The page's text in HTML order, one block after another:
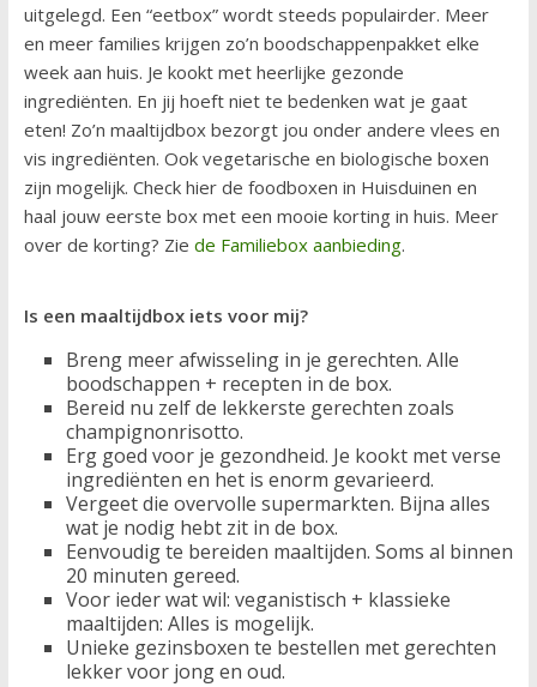
uitgelegd. Een “eetbox” wordt steeds populairder. Meer
en meer families krijgen zo’n boodschappenpakket elke
week aan huis. Je kookt met heerlijke gezonde
ingrediënten. En jij hoeft niet te bedenken wat je gaat
eten! Zo’n maaltijdbox bezorgt jou onder andere vlees en
vis ingrediënten. Ook vegetarische en biologische boxen
zijn mogelijk. Check hier de foodboxen in Huisduinen en
haal jouw eerste box met een mooie korting in huis. Meer
over de korting? Zie de Familiebox aanbieding.
Is een maaltijdbox iets voor mij?
Breng meer afwisseling in je gerechten. Alle
boodschappen + recepten in de box.
Bereid nu zelf de lekkerste gerechten zoals
champignonrisotto.
Erg goed voor je gezondheid. Je kookt met verse
ingrediënten en het is enorm gevarieerd.
Vergeet die overvolle supermarkten. Bijna alles
wat je nodig hebt zit in de box.
Eenvoudig te bereiden maaltijden. Soms al binnen
20 minuten gereed.
Voor ieder wat wil: veganistisch + klassieke
maaltijden: Alles is mogelijk.
Unieke gezinsboxen te bestellen met gerechten
lekker voor jong en oud.